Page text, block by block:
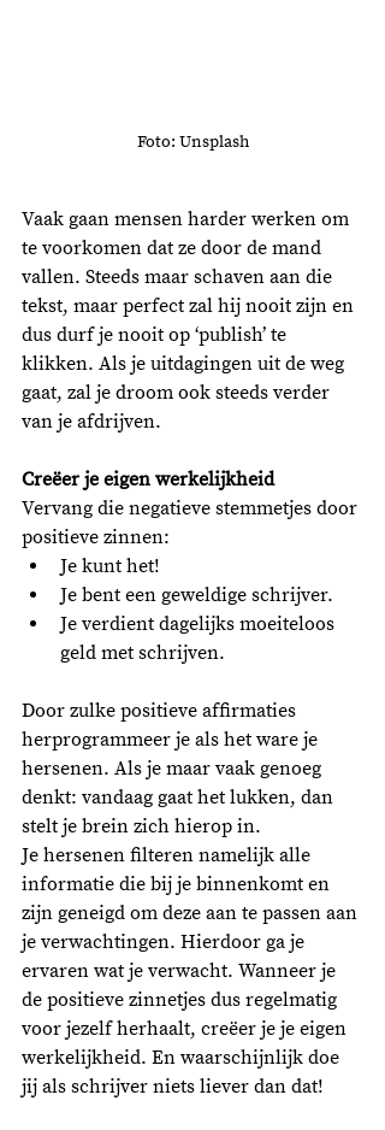
Foto: Unsplash
Vaak gaan mensen harder werken om
te voorkomen dat ze door de mand
vallen. Steeds maar schaven aan die
tekst, maar perfect zal hij nooit zijn en
dus durf je nooit op ‘publish’ te
klikken. Als je uitdagingen uit de weg
gaat, zal je droom ook steeds verder
van je afdrijven.
Creëer je eigen werkelijkheid
Vervang die negatieve stemmetjes door
positieve zinnen:
Je kunt het!
Je bent een geweldige schrijver.
Je verdient dagelijks moeiteloos
geld met schrijven.
Door zulke positieve affirmaties
herprogrammeer je als het ware je
hersenen. Als je maar vaak genoeg
denkt: vandaag gaat het lukken, dan
stelt je brein zich hierop in.
Je hersenen filteren namelijk alle
informatie die bij je binnenkomt en
zijn geneigd om deze aan te passen aan
je verwachtingen. Hierdoor ga je
ervaren wat je verwacht. Wanneer je
de positieve zinnetjes dus regelmatig
voor jezelf herhaalt, creëer je je eigen
werkelijkheid. En waarschijnlijk doe
jij als schrijver niets liever dan dat!